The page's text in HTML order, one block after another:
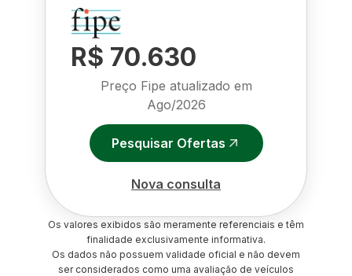
R$ 70.630
Preço Fipe atualizado em
Ago/2026
Pesquisar Ofertas
Nova consulta
Os valores exibidos são meramente referenciais e têm
finalidade exclusivamente informativa.
Os dados não possuem validade oficial e não devem
ser considerados como uma avaliação de veículos